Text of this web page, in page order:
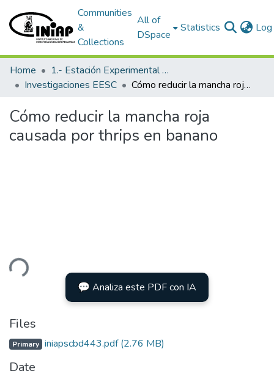
Communities
&
Collections
All of
DSpace
Statistics
Home
1.- Estación Experimental Santa Catalina
Investigaciones EESC
Cómo reducir la mancha roja causada por thrips en banano
Cómo reducir la mancha roja
causada por thrips en banano
💬 Analiza este PDF con IA
Files
Primary iniapscbd443.pdf(2.76 MB)
Date